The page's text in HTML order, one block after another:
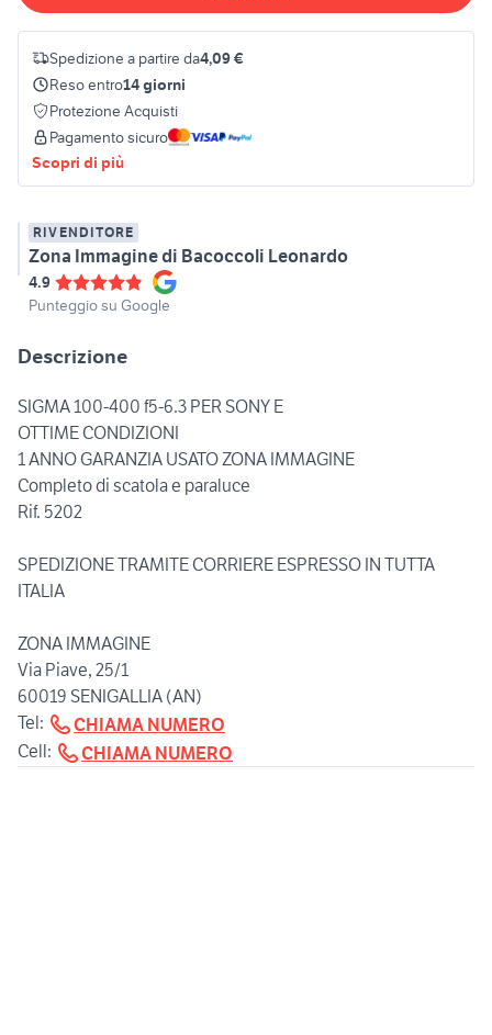
Spedizione a partire da4,09 €
Reso entro14 giorni
Protezione Acquisti
Pagamento sicuro
Scopri di più
RIVENDITORE
Zona Immagine di Bacoccoli Leonardo
4.9
Punteggio su Google
Descrizione
SIGMA 100-400 f5-6.3 PER SONY E
OTTIME CONDIZIONI
1 ANNO GARANZIA USATO ZONA IMMAGINE
Completo di scatola e paraluce
Rif. 5202
SPEDIZIONE TRAMITE CORRIERE ESPRESSO IN TUTTA
ITALIA
ZONA IMMAGINE
Via Piave, 25/1
60019 SENIGALLIA (AN)
Tel:
CHIAMA NUMERO
Cell:
CHIAMA NUMERO